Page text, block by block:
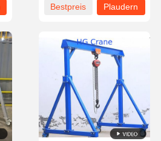
Bestpreis
Plaudern